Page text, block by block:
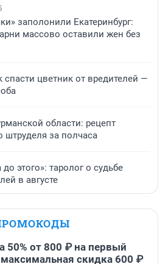
заполонили Екатеринбург:
массово оставили жен без
спасти цветник от вредителей —
области: рецепт
штруделя за полчаса
этого»: таролог о судьбе
в августе
50% от 800 ₽ на первый
максимальная скидка 600 ₽